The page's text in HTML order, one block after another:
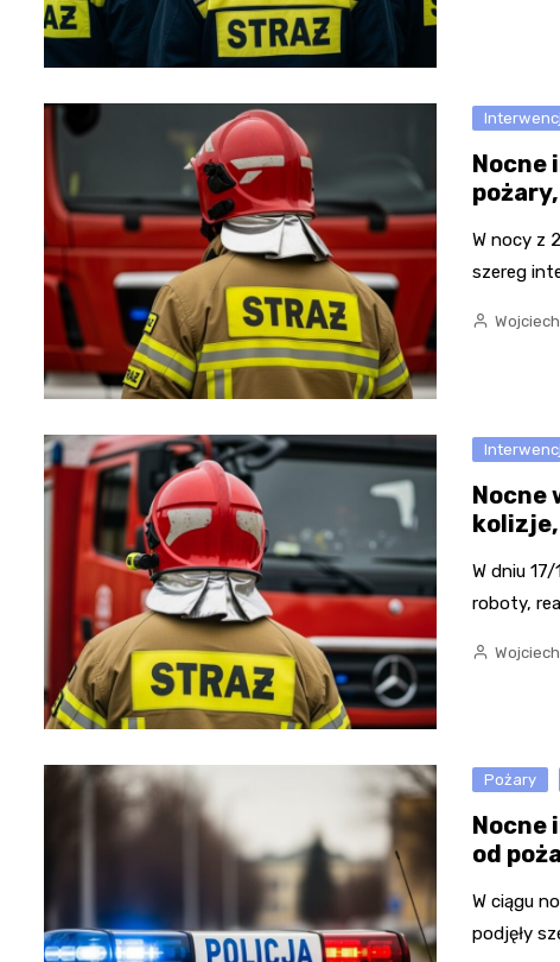
Nocne
W nocy z
szereg
Nocne
W dniu
roboty,
Pożary
Nocne
od
W ciągu
podjęły